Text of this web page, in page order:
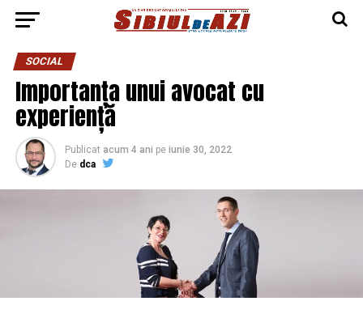
SOCIAL
Importanța unui avocat cu
experiență
Publicat acum 4 ani pe iunie 30, 2022
De dca